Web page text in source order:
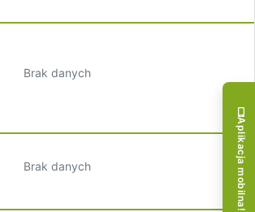
Brak danych
Brak danych Aplikacja mobilna!